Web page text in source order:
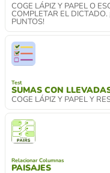
COGE LÁPIZ Y PAPEL O
COMPLETAR EL
PUNTOS!
Test
SUMAS CON
COGE LÁPIZ Y PAPEL Y
Relacionar Columnas
PAISAJES